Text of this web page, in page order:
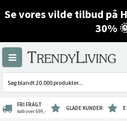
Se vores vilde tilbud på
30%
FRI FRAGT
køb over 699,- GLADE KUNDER